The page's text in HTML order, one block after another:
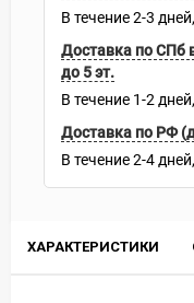
ХАРАКТЕРИСТИКИ
В течение2-3 дней
Доставка по СПб
до 5 эт.
В течение 1-2 дней
Доставка по РФ
В течение2-4 дней